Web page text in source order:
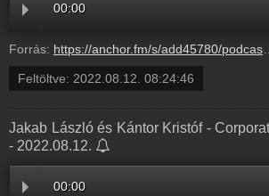
00:00
Forrás: https://anchor.fm/s/add45780/podcast/play/56076954/https%3A%2F%2Fd3ctxlq1ktw2nl.cloudfront.net%2Fstaging%2F2022-7-12%2Fa874a713-8083-97ed-7321-30cfa73c5d05.mp3
Feltöltve: 2022.08.12. 08:24:46
Jakab László és Kántor Kristóf -
- 2022.08.12.
00:00